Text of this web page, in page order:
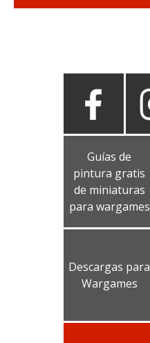
Guías de
pintura gratis
de miniaturas
para wargames
Descargas para
Wargames